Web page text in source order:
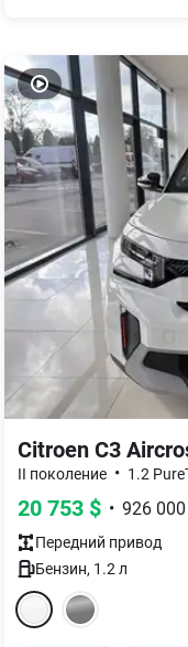
Citroen C3
II поколение • 1.2
20 753 $ • 926 000
Передний привод
Бензин, 1.2 л